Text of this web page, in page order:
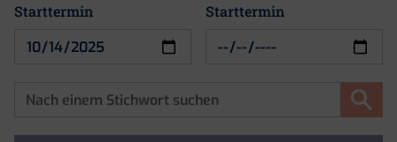
Starttermin Starttermin
Starttermin